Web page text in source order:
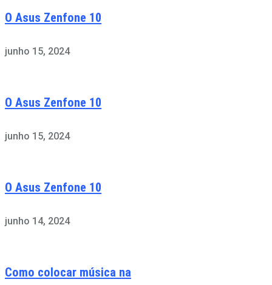
O Asus Zenfone 10
junho 15, 2024
O Asus Zenfone 10
junho 15, 2024
O Asus Zenfone 10
junho 14, 2024
Como colocar música na